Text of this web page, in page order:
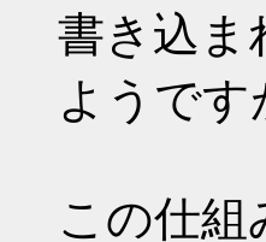
書き込ま
ようです
この仕